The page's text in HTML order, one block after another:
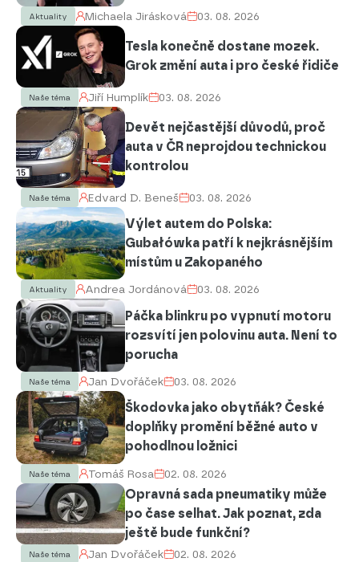
Aktuality Michaela Jirásková 03. 08. 2026
Tesla konečně dostane mozek.
Grok změní auta i pro české řidiče
Naše téma Jiří Humplík 03. 08. 2026
Devět nejčastější důvodů, proč
auta v ČR neprojdou technickou
kontrolou
Naše téma Edvard D. Beneš 03. 08. 2026
Výlet autem do Polska:
Gubałówka patří k nejkrásnějším
místům u Zakopaného
Aktuality Andrea Jordánová 03. 08. 2026
Páčka blinkru po vypnutí motoru
rozsvítí jen polovinu auta. Není to
porucha
Naše téma Jan Dvořáček 03. 08. 2026
Škodovka jako obytňák? České
doplňky promění běžné auto v
pohodlnou ložnici
Naše téma Tomáš Rosa 02. 08. 2026
Opravná sada pneumatiky může
po čase selhat. Jak poznat, zda
ještě bude funkční?
Naše téma Jan Dvořáček 02. 08. 2026